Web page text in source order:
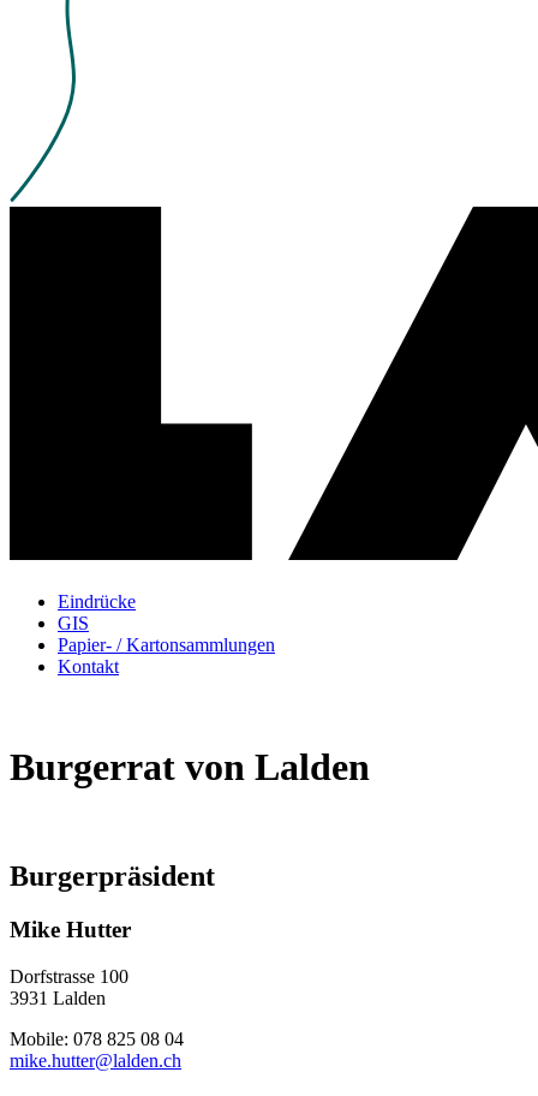
Eindrücke
GIS
Papier- / Kartonsammlungen
Kontakt
Burgerrat von Lalden
Burgerpräsident
Mike Hutter
Dorfstrasse 100
3931 Lalden
Mobile: 078 825 08 04
mike.hutter@lalden.ch